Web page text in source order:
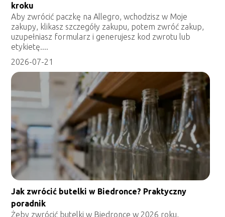
kroku
Aby zwrócić paczkę na Allegro, wchodzisz w Moje
zakupy, klikasz szczegóły zakupu, potem zwróć zakup,
uzupełniasz formularz i generujesz kod zwrotu lub
etykietę....
2026-07-21
Jak zwrócić butelki w Biedronce? Praktyczny
poradnik
Żeby zwrócić butelki w Biedronce w 2026 roku,